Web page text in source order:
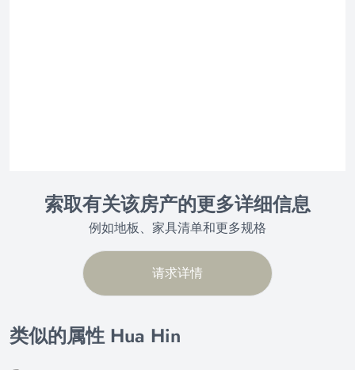
索取有关该房产的更多详细信息
例如地板、家具清单和更多规格
请求详情
类似的属性 Hua Hin